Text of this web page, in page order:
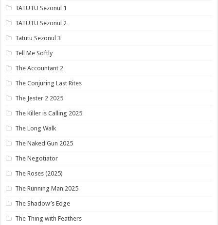
TATUTU Sezonul 1
TATUTU Sezonul 2
Tatutu Sezonul 3
Tell Me Softly
The Accountant 2
The Conjuring Last Rites
The Jester 2 2025
The Killer is Calling 2025
The Long Walk
The Naked Gun 2025
The Negotiator
The Roses (2025)
The Running Man 2025
The Shadow’s Edge
The Thing with Feathers